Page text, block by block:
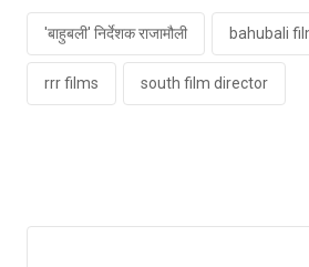
'बाहुबली' निर्देशक राजामौली bahubali
rrr films south film director